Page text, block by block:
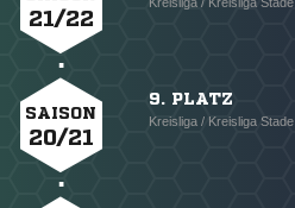
21/22
Kreisliga / Kreisliga Stade
SAISON
20/21
9. PLATZ
Kreisliga / Kreisliga Stade